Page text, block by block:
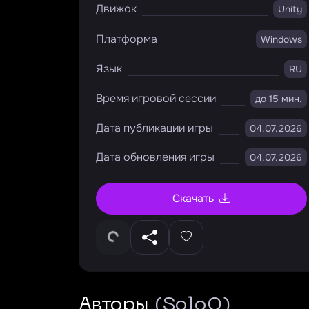
Движок Unity
Платформа Windows
Язык RU
Время игровой сессии до 15 мин.
Дата публикации игры 04.07.2026
Дата обновления игры 04.07.2026
Скачать